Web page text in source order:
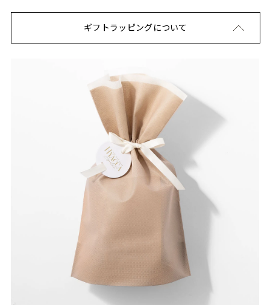
ギフトラッピングについて